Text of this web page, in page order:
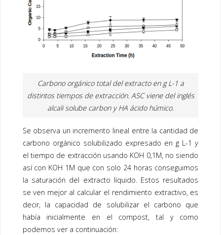
Carbono orgánico total del extracto en g L-1 a
distintos tiempos de extracción. ASC viene del inglés
alcali solube carbon y HA ácido húmico.
Se observa un incremento lineal entre la cantidad de
carbono orgánico solubilizado expresado en g L-1 y
el tiempo de extracción usando KOH 0,1M, no siendo
así con KOH 1M que con solo 24 horas conseguimos
la saturación del extracto líquido. Estos resultados
se ven mejor al calcular el rendimiento extractivo, es
decir, la capacidad de solubilizar el carbono que
había inicialmente en el compost, tal y como
podemos ver a continuación: